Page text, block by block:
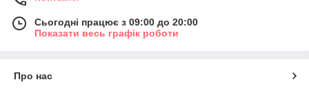
Сьогодні працює з 09:00 до 20:00
Показати весь графік роботи
Про нас